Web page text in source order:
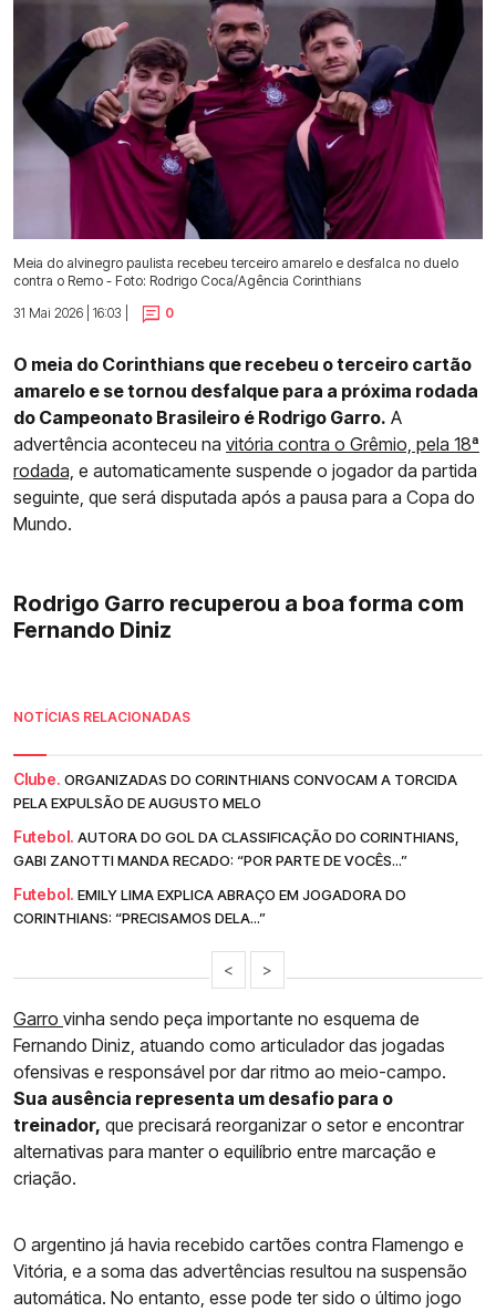
Meia do alvinegro paulista recebeu terceiro amarelo e desfalca no duelo
contra o Remo - Foto: Rodrigo Coca/Agência Corinthians
31 Mai 2026 | 16:03 |
0
O meia do Corinthians que recebeu o terceiro cartão
amarelo e se tornou desfalque para a próxima rodada
do Campeonato Brasileiro é Rodrigo Garro. A
advertência aconteceu na vitória contra o Grêmio, pela 18ª
rodada, e automaticamente suspende o jogador da partida
seguinte, que será disputada após a pausa para a Copa do
Mundo.
Rodrigo Garro recuperou a boa forma com
Fernando Diniz
NOTÍCIAS RELACIONADAS
Clube. ORGANIZADAS DO CORINTHIANS CONVOCAM A TORCIDA
PELA EXPULSÃO DE AUGUSTO MELO
Futebol. AUTORA DO GOL DA CLASSIFICAÇÃO DO CORINTHIANS,
GABI ZANOTTI MANDA RECADO: “POR PARTE DE VOCÊS...”
Futebol. EMILY LIMA EXPLICA ABRAÇO EM JOGADORA DO
CORINTHIANS: “PRECISAMOS DELA...”
< >
Garro vinha sendo peça importante no esquema de
Fernando Diniz, atuando como articulador das jogadas
ofensivas e responsável por dar ritmo ao meio-campo.
Sua ausência representa um desafio para o
treinador, que precisará reorganizar o setor e encontrar
alternativas para manter o equilíbrio entre marcação e
criação.
O argentino já havia recebido cartões contra Flamengo e
Vitória, e a soma das advertências resultou na suspensão
automática. No entanto, esse pode ter sido o último jogo